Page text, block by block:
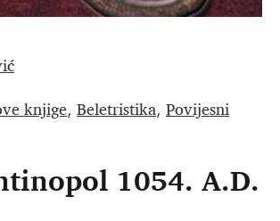
knjige, Beletristika, Povijesni
1054. A.D.